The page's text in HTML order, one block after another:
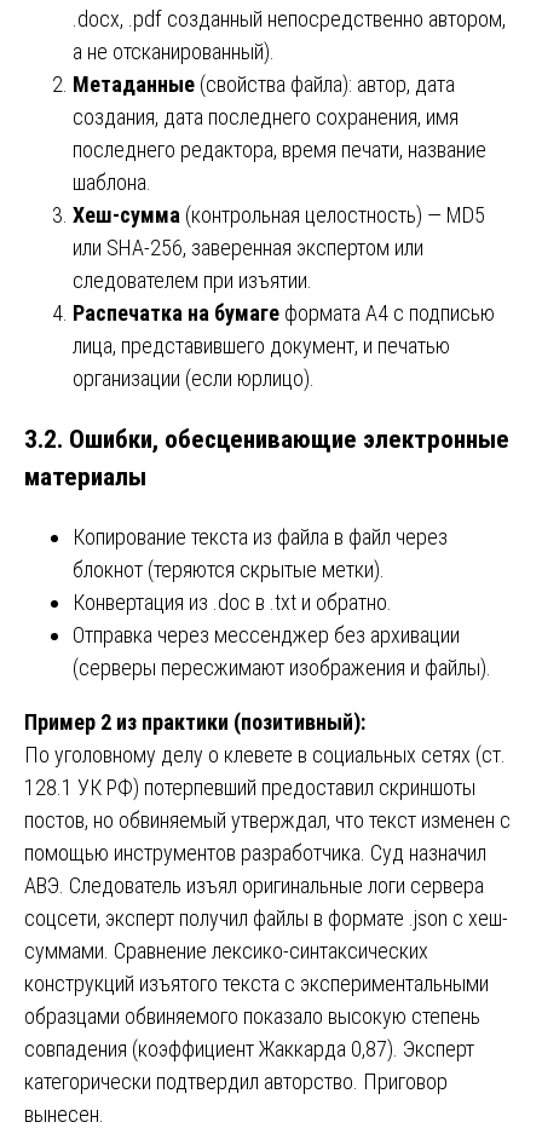
.docx, .pdf созданный непосредственно автором,
а не отсканированный).
Метаданные (свойства файла): автор, дата
создания, дата последнего сохранения, имя
последнего редактора, время печати, название
шаблона.
Хеш-сумма (контрольная целостность) — MD5
или SHA-256, заверенная экспертом или
следователем при изъятии.
Распечатка на бумаге формата А4 с подписью
лица, представившего документ, и печатью
организации (если юрлицо).
3.2. Ошибки, обесценивающие электронные
материалы
Копирование текста из файла в файл через
блокнот (теряются скрытые метки).
Конвертация из .doc в .txt и обратно.
Отправка через мессенджер без архивации
(серверы пересжимают изображения и файлы).
Пример 2 из практики (позитивный):
По уголовному делу о клевете в социальных сетях (ст.
128.1 УК РФ) потерпевший предоставил скриншоты
постов, но обвиняемый утверждал, что текст изменен с
помощью инструментов разработчика. Суд назначил
АВЭ. Следователь изъял оригинальные логи сервера
соцсети, эксперт получил файлы в формате .json с хеш-
суммами. Сравнение лексико-синтаксических
конструкций изъятого текста с экспериментальными
образцами обвиняемого показало высокую степень
совпадения (коэффициент Жаккарда 0,87). Эксперт
категорически подтвердил авторство. Приговор
вынесен.